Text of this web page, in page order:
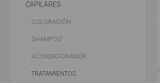
CAPILARES
COLORACIÓN
SHAMPOO
ACONDICIONADOR
TRATAMIENTOS